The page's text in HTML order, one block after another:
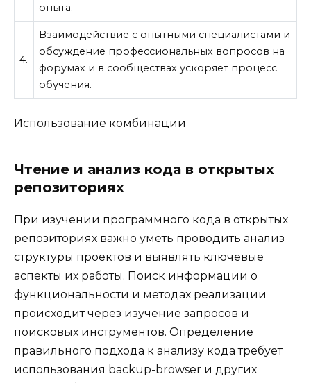
опыта.
4.
Взаимодействие с опытными специалистами и
обсуждение профессиональных вопросов на
форумах и в сообществах ускоряет процесс
обучения.
Использование комбинации
Чтение и анализ кода в открытых
репозиториях
При изучении программного кода в открытых
репозиториях важно уметь проводить анализ
структуры проектов и выявлять ключевые
аспекты их работы. Поиск информации о
функциональности и методах реализации
происходит через изучение запросов и
поисковых инструментов. Определение
правильного подхода к анализу кода требует
использования backup-browser и других